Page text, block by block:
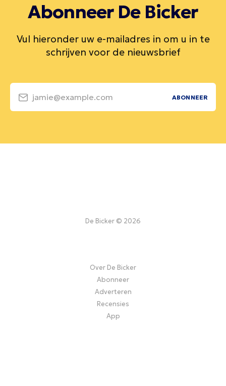
Abonneer De Bicker
Vul hieronder uw e-mailadres in om u in te
schrijven voor de nieuwsbrief
jamie@example.com ABONNEER
De Bicker © 2026
Over De Bicker
Abonneer
Adverteren
Recensies
App